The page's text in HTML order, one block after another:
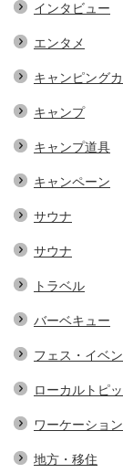
インタビュー
エンタメ
キャンピング
キャンプ
キャンプ道具
キャンペーン
サウナ
サウナ
トラベル
バーベキュー
フェス・イベ
ローカルトピ
ワーケーション
地方・移住